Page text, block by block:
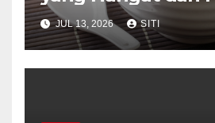
Rasa
JUL 13, 2026 SITI